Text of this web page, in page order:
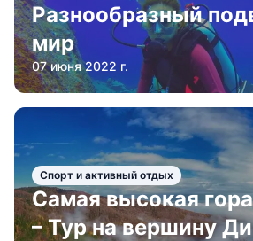
Разнообразный
мир
07 июня 2022 г.
Спорт и активный отдых
Самая высокая
– Тур на вершину